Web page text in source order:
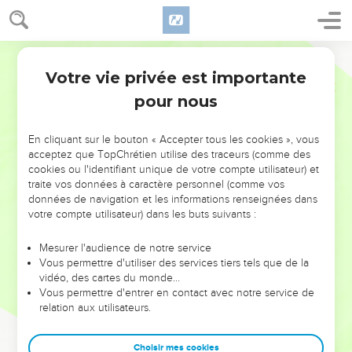
NE MANQUEZ PAS L’ÉVÉNEMENT
DE L’ANNÉE !
ET SI LEURS ERREURS POUVAIENT VOUS ÉVITER LES
VOTRES ?
leur foi ou leur vision. Mais on voit moins les doutes, les erreurs
et les saisons difficiles qu'ils ont traversés, alors même que ce
sont elles qui les ont façonnés.
Dans cette conférence, leaders, entrepreneurs, et responsables
clés pour avancer avec plus de sagesse afin que leurs erreurs
Votre vie privée est importante
pour nous
En cliquant sur le bouton « Accepter tous les cookies », vous
acceptez que TopChrétien utilise des traceurs (comme des
cookies ou l'identifiant unique de votre compte utilisateur) et
traite vos données à caractère personnel (comme vos
données de navigation et les informations renseignées dans
votre compte utilisateur) dans les buts suivants :
Mesurer l'audience de notre service
Vous permettre d'utiliser des services tiers tels que de la
vidéo, des cartes du monde…
Vous permettre d'entrer en contact avec notre service de
relation aux utilisateurs.
Choisir mes cookies